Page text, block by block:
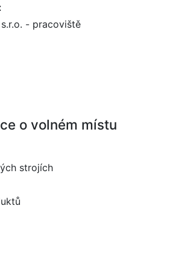
- pracoviště
o volném místu
strojích